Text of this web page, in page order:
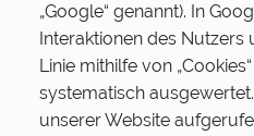
„Google“ genannt). In
Interaktionen des Nutzers
Linie mithilfe von
systematisch
unserer Website